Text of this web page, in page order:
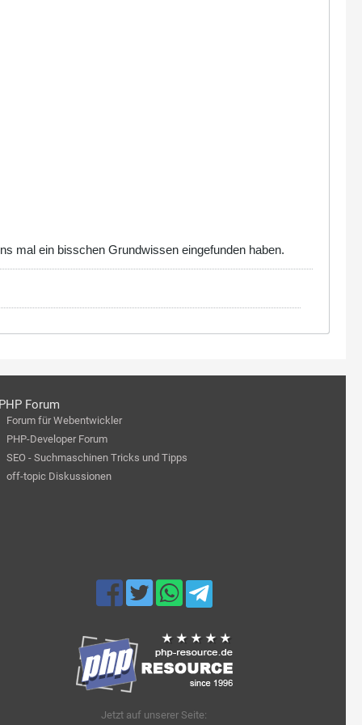
mal ein bisschen Grundwissen eingefunden haben.
Forum
Forum für Webentwickler
PHP-Developer Forum
SEO - Suchmaschinen Tricks und Tipps
off-topic Diskussionen
Jetzt auf unserer Seite: